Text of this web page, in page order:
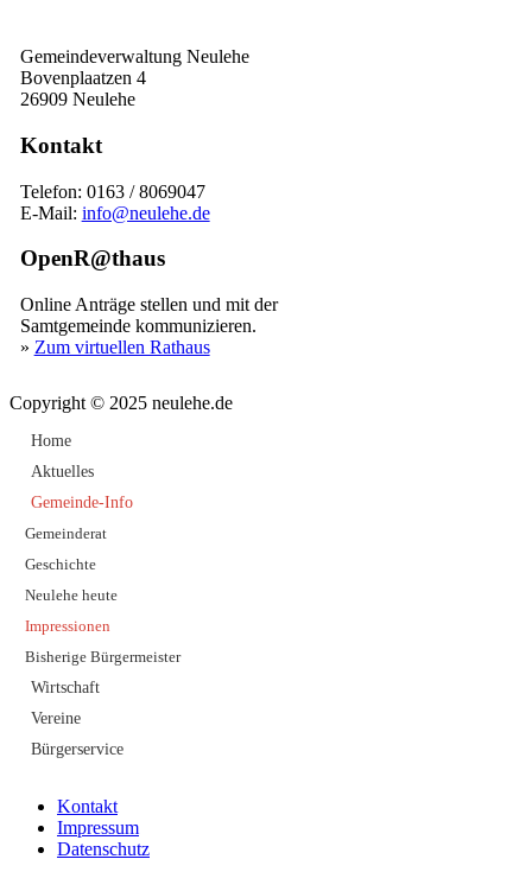
Gemeindeverwaltung Neulehe
Bovenplaatzen 4
26909 Neulehe
Kontakt
Telefon: 0163 / 8069047
E-Mail: info@neulehe.de
OpenR@thaus
Online Anträge stellen und mit der
Samtgemeinde kommunizieren.
» Zum virtuellen Rathaus
Copyright © 2025 neulehe.de
Home
Aktuelles
Gemeinde-Info
Gemeinderat
Geschichte
Neulehe heute
Impressionen
Bisherige Bürgermeister
Wirtschaft
Vereine
Bürgerservice
Kontakt
Impressum
Datenschutz